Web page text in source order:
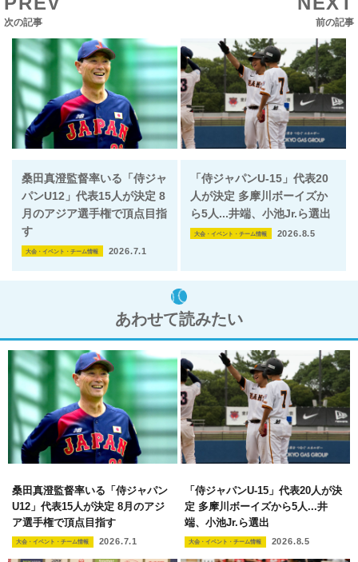
次の記事 前の記事
桑田真澄監督率いる「侍ジャ
パンU12」代表15人が決定 8
月のアジア選手権で頂点目指
す
大会・イベント・チーム情報 2026.7.1
「侍ジャパンU-15」代表20
人が決定 多摩川ボーイズか
ら5人...井端、小池Jr.ら選出
大会・イベント・チーム情報 2026.8.5
あわせて読みたい
桑田真澄監督率いる「侍ジャパン
U12」代表15人が決定 8月のアジ
ア選手権で頂点目指す
大会・イベント・チーム情報 2026.7.1
「侍ジャパンU-15」代表20人が決
定 多摩川ボーイズから5人...井
端、小池Jr.ら選出
大会・イベント・チーム情報 2026.8.5